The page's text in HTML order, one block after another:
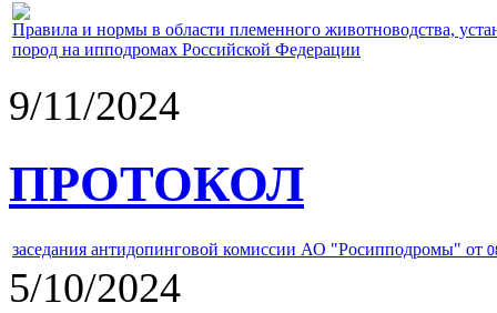
Правила и нормы в области племенного животноводства,
пород на ипподромах Российской Федерации
9/11/2024
ПРОТОКОЛ
заседания антидопинговой комиссии АО "Росипподромы" от
5/10/2024